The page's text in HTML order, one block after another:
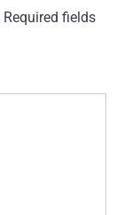
Required fields